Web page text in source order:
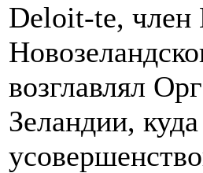
Deloit-te, член
возглавлял
Зеландии,